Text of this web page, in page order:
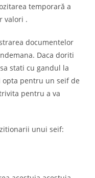
temporară a
valori .
documentelor
Daca doriti
stati cu gandul la
pentru un seif de
pentru a va
unui seif: